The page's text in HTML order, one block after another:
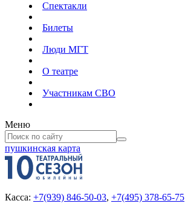
Спектакли
Билеты
Люди МГТ
О театре
Участникам СВО
Меню
пушкинская карта
Касса: +7(939) 846-50-03, +7(495) 378-65-75